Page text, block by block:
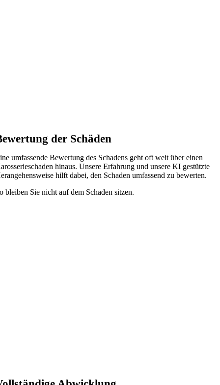
der Schäden
umfassende Bewertung des Schadens geht oft weit über einen
hinaus. Unsere Erfahrung und unsere KI gestützte
hilft dabei, den Schaden umfassend zu bewerten.
bleiben Sie nicht auf dem Schaden sitzen.